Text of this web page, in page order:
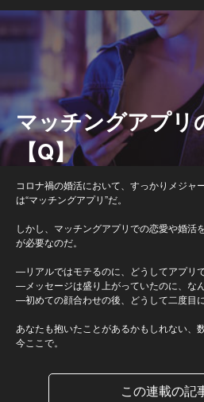
マッチングアプリ
【Q】
コロナ禍の婚活において、すっかりメジャ
は“マッチングアプリ”だ。
しかし、マッチングアプリでの恋愛や婚活
が必要なのだ。
―リアルではモテるのに、どうしてアプリ
―メッセージは盛り上がっていたのに、な
―初めての顔合わせの後、どうして二度目
あなたも抱いたことがあるかもしれない、
今ここで。
この連載の記